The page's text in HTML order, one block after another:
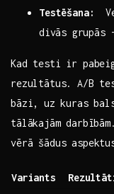
Testēšana:
⁤divās ⁤grupās
Kad testi ir
rezultātus. A/B
bāzi, uz ⁣kuras
tālākajām
vērā šādus
Variants